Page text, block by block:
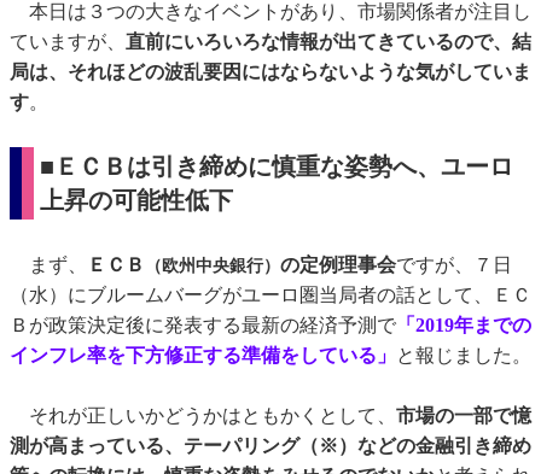
本日は３つの大きなイベントがあり、市場関係者が注目し
ていますが、 直前にいろいろな情報が出てきているので、結
局は、それほどの波乱要因にはならないような気がしていま
す。
■ＥＣＢは引き締めに慎重な姿勢へ、ユーロ
上昇の可能性低下
まず、 ＥＣＢ （欧州中央銀行） の定例理事会ですが、７日
（水）にブルームバーグがユーロ圏当局者の話として、ＥＣ
Ｂが政策決定後に発表する最新の経済予測で 「2019年までの
インフレ率を下方修正する準備をしている」 と報じました。
それが正しいかどうかはともかくとして、 市場の一部で憶
測が高まっている、テーパリング（※）などの金融引き締め